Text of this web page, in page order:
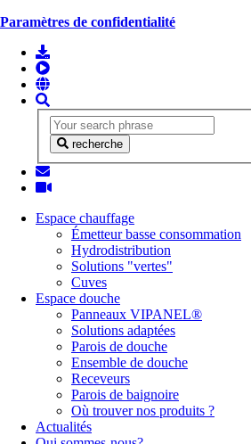
Paramètres de confidentialité
recherche
Espace chauffage
Émetteur basse consommation
Hydrodistribution
Solutions "vertes"
Cuves
Espace douche
Panneaux VIPANEL®
Solutions adaptées
Parois de douche
Ensemble de douche
Receveurs
Parois de baignoire
Où trouver nos produits ?
Actualités